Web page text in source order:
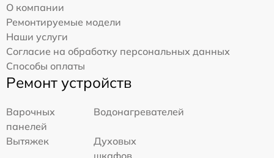
О компании
Ремонтируемые модели
Наши услуги
Согласие на обработку персональных данных
Способы оплаты
Ремонт устройств
Варочных
панелей
Водонагревателей
Вытяжек
Духовых
шкафов